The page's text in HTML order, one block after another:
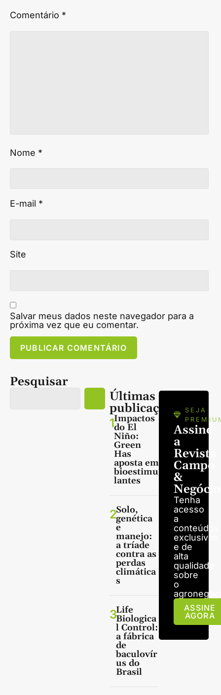
Comentário *
Nome *
E-mail *
Site
Salvar meus dados neste navegador para a
próxima vez que eu comentar.
Pesquisar
Últimas
publicações
1Impactos
do El
Niño:
Green
Has
aposta em
bioestimu
lantes
2Solo,
genética
e
manejo:
a tríade
contra as
perdas
climática
s
3Life
Biologica
l Control:
a fábrica
de
baculovír
us do
Brasil
SEJA
Assine
a
Revista
Campo
&
Tenha
acesso
a
conteúdos
exclusivos
e de
alta
qualidade
sobre
o
ASSINE
AGORA